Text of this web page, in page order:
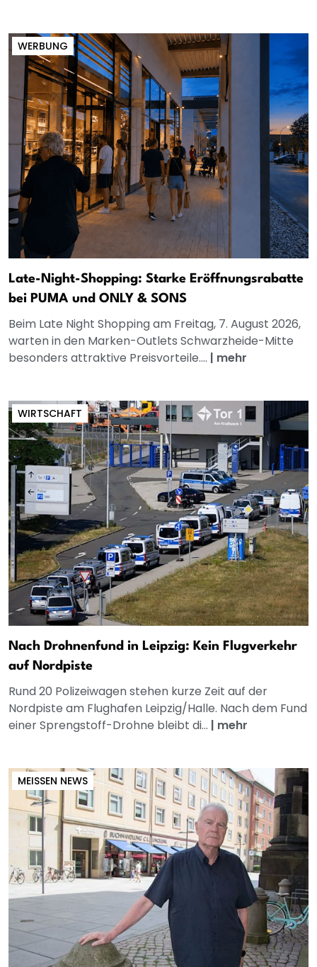
WERBUNG
Late-Night-Shopping: Starke Eröffnungsrabatte
bei PUMA und ONLY & SONS
Beim Late Night Shopping am Freitag, 7. August 2026,
warten in den Marken-Outlets Schwarzheide-Mitte
besonders attraktive Preisvorteile.... | mehr
WIRTSCHAFT
Nach Drohnenfund in Leipzig: Kein Flugverkehr
auf Nordpiste
Rund 20 Polizeiwagen stehen kurze Zeit auf der
Nordpiste am Flughafen Leipzig/Halle. Nach dem Fund
einer Sprengstoff-Drohne bleibt di... | mehr
MEISSEN NEWS